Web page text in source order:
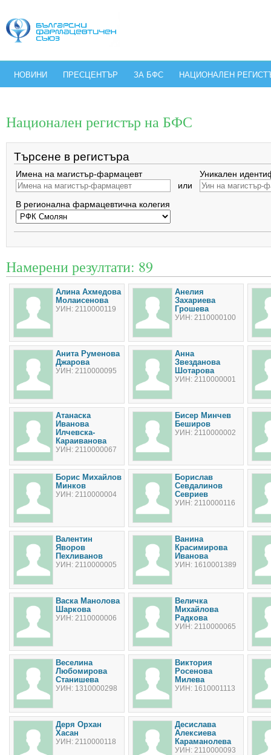
НОВИНИ ПРЕСЦЕНТЪР ЗА БФС НАЦИОНАЛЕН
Национален регистър на БФС
Търсене в регистъра
Имена на магистър-фармацевт
или
Уникален
В регионална фармацевтична колегия
Намерени резултати: 89
Алина Ахмедова
Молаисенова
УИН: 2110000119
Анелия
Захариева
Грошева
УИН: 2110000100
Анита Руменова
Джарова
УИН: 2110000095
Анна
Звезданова
Шотарова
УИН: 2110000001
Атанаска
Иванова
Илчевска-
Караиванова
УИН: 2110000067
Бисер Минчев
Беширов
УИН: 2110000002
Борис Михайлов
Минков
УИН: 2110000004
Борислав
Севдалинов
Севриев
УИН: 2110000116
Валентин
Яворов
Пехливанов
УИН: 2110000005
Ванина
Красимирова
Иванова
УИН: 1610001389
Васка Манолова
Шаркова
УИН: 2110000006
Величка
Михайлова
Радкова
УИН: 2110000065
Веселина
Любомирова
Станишева
УИН: 1310000298
Виктория
Росенова
Милева
УИН: 1610001113
Деря Орхан
Хасан
УИН: 2110000118
Десислава
Алексиева
Караманолева
УИН: 2110000093